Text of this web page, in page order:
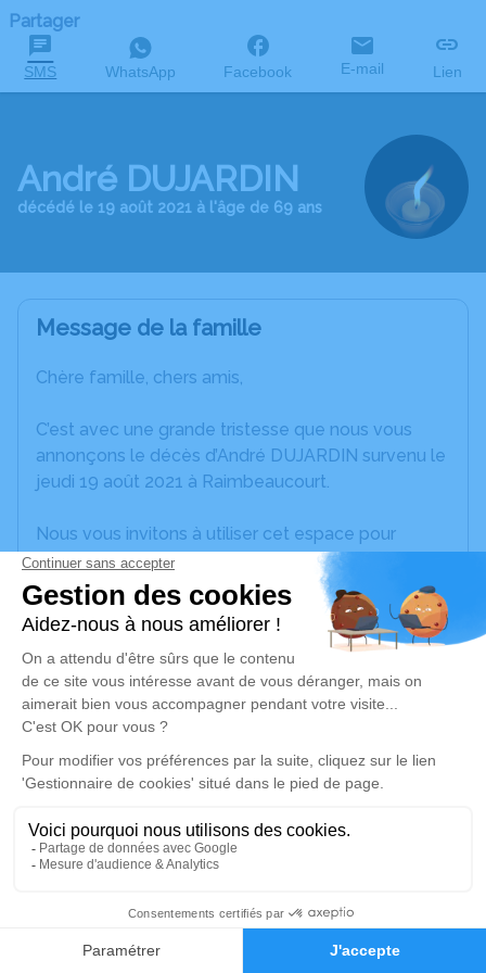
Faire-part Hommages
Partager
SMS WhatsApp Facebook E-mail Lien
André DUJARDIN
décédé le 19 août 2021 à l'âge de 69 ans
Message de la famille
Chère famille, chers amis,
C’est avec une grande tristesse que nous vous
annonçons le décès d’André DUJARDIN survenu le
jeudi 19 août 2021 à Raimbeaucourt.
Nous vous invitons à utiliser cet espace pour
laisser vos condoléances, partager des photos
souvenirs, une anecdote ou exprimer vos pensées
à travers des poèmes ou des textes. Cet endroit
est un lieu d'expression dédié à honorer la
mémoire d’André DUJARDIN.
Un service de plantation d’arbre hommage est
disponible ici.
Je rends hommage
Cérémonie civile
familiale